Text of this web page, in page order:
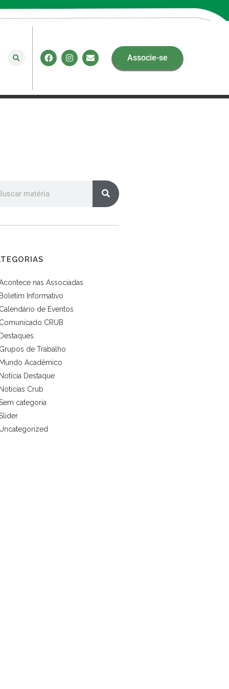
Associe-se
nas Associadas
Boletim Informativo
Calendário de Eventos
Comunicado CRUB
Destaques
Grupos de Trabalho
Mundo Acadêmico
Notícia Destaque
Noticias Crub
categoria
Uncategorized